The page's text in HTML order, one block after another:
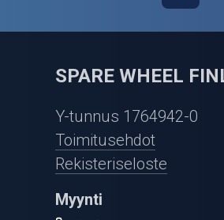
SPARE WHEEL
Y-tunnus 1764942-0
Toimitusehdot
Rekisteriseloste
Myynti